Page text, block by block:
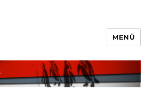
MENÜ